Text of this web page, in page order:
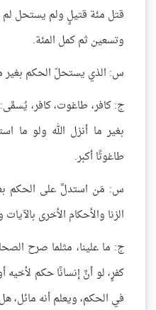
قتل مئة قتيلٍ ولم يستحل
وتسعين ثم كمل المئة.
س: الذي يستحلّ الحكم بغير
ج: كافر، طاغوت، كافر،
بغير ما أنزل الله ولو ما
طاغوتًا أكبر.
س: مَن استدلَّ على الحكم
الزنا والأحكام الأخرى
ج: ما علينا، مثلما صرح
كفرٍ، لو أنَّ إنسانًا حكم لأخيه
في الحكم، ويعلم أنه مائل،